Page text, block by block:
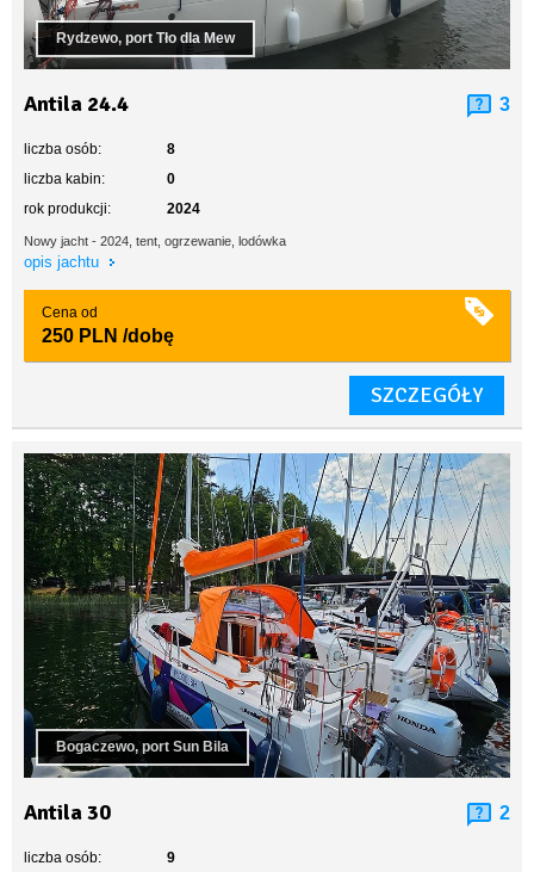
Rydzewo, port Tło dla Mew
Antila 24.4 3
liczba osób:
8
liczba kabin:
0
rok produkcji:
2024
Nowy jacht - 2024, tent, ogrzewanie, lodówka
opis jachtu
Cena od
250 PLN /dobę
SZCZEGÓŁY
Bogaczewo, port Sun Bila
Antila 30 2
liczba osób:
9